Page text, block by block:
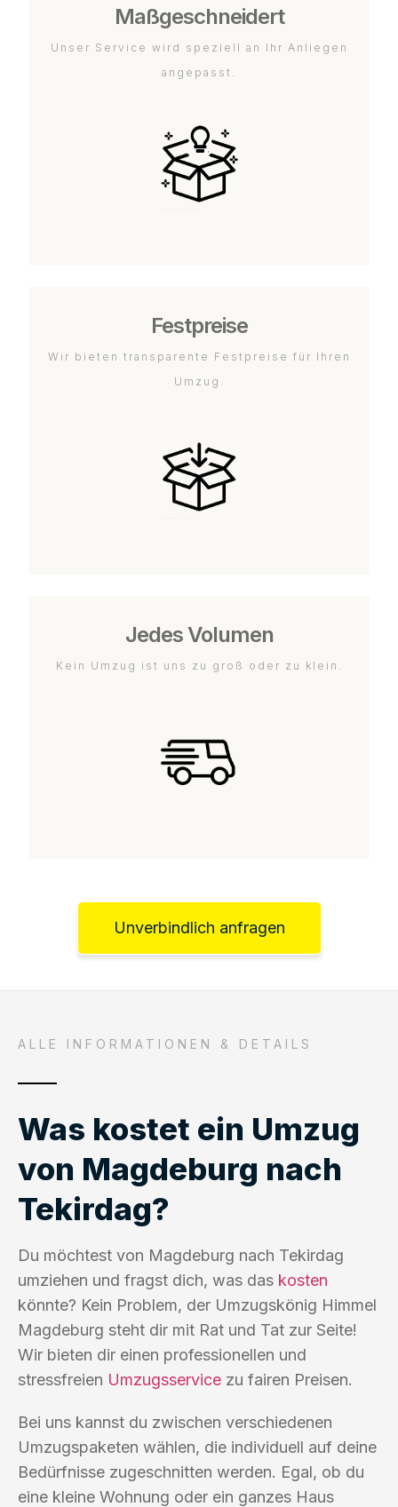
Maßgeschneidert
Unser Service wird speziell an Ihr Anliegen
angepasst.
Festpreise
Wir bieten transparente Festpreise für Ihren
Umzug.
Jedes Volumen
Kein Umzug ist uns zu groß oder zu klein.
Unverbindlich anfragen
ALLE INFORMATIONEN & DETAILS
Was kostet ein Umzug
von Magdeburg nach
Tekirdag?
Du möchtest von Magdeburg nach Tekirdag
umziehen und fragst dich, was das kosten
könnte? Kein Problem, der Umzugskönig Himmel
Magdeburg steht dir mit Rat und Tat zur Seite!
Wir bieten dir einen professionellen und
stressfreien Umzugsservice zu fairen Preisen.
Bei uns kannst du zwischen verschiedenen
Umzugspaketen wählen, die individuell auf deine
Bedürfnisse zugeschnitten werden. Egal, ob du
eine kleine Wohnung oder ein ganzes Haus